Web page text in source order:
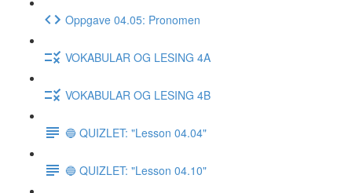
Oppgave 04.05: Pronomen
VOKABULAR OG LESING 4A
VOKABULAR OG LESING 4B
🔵 QUIZLET: "Lesson 04.04"
🔵 QUIZLET: "Lesson 04.10"